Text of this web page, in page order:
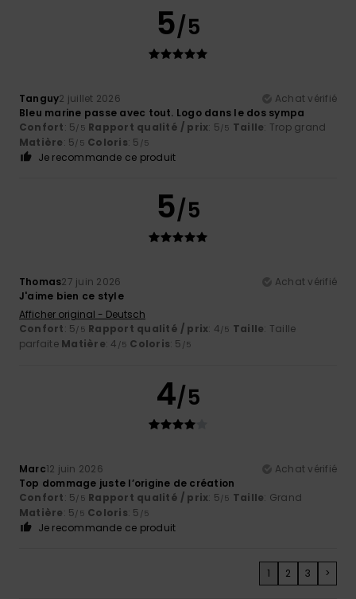
5/5
Tanguy2 juillet 2026
Achat vérifié
Bleu marine passe avec tout. Logo dans le dos sympa
Confort: 5/5 Rapport qualité / prix: 5/5 Taille: Trop grand
Matière: 5/5 Coloris: 5 /5
Je recommande ce produit
5/5
Thomas27 juin 2026
Achat vérifié
J'aime bien ce style
Afficher original - Deutsch
Confort: 5/5 Rapport qualité / prix: 4/5 Taille: Taille
parfaite Matière: 4 /5 Coloris: 5 /5
4/5
Marc12 juin 2026
Achat vérifié
Top dommage juste l’origine de création
Confort: 5/5 Rapport qualité / prix: 5/5 Taille: Grand
Matière: 5/5 Coloris: 5 /5
Je recommande ce produit
1 2 3 >